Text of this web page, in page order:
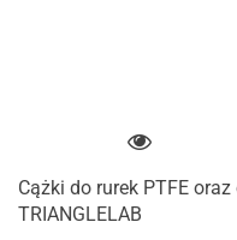
Cążki do rurek PTFE
TRIANGLELAB